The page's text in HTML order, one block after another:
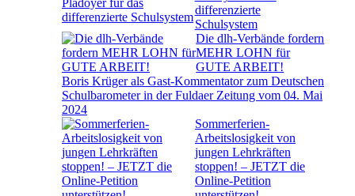
differenzierte
Schulsystem
Die dlh-Verbände fordern
MEHR LOHN für
GUTE ARBEIT!
Boris Krüger als Gast-Kommentator zum Deutschen
Schulbarometer in der Fuldaer Zeitung vom 04. Mai
2024
Sommerferien-
Arbeitslosigkeit von
jungen Lehrkräften
stoppen! – JETZT die
Online-Petition